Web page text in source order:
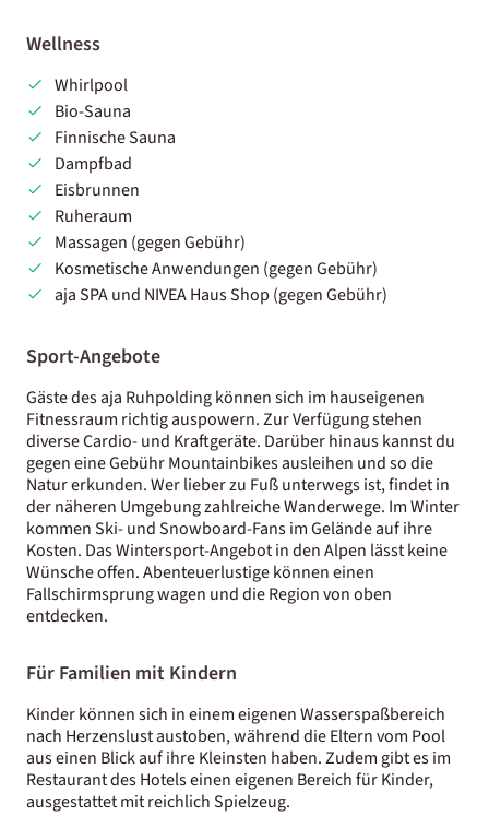
Wellness
Whirlpool
Bio-Sauna
Finnische Sauna
Dampfbad
Eisbrunnen
Ruheraum
Massagen (gegen Gebühr)
Kosmetische Anwendungen (gegen Gebühr)
aja SPA und NIVEA Haus Shop (gegen Gebühr)
Sport-Angebote
Gäste des aja Ruhpolding können sich im hauseigenen
Fitnessraum richtig auspowern. Zur Verfügung stehen
diverse Cardio- und Kraftgeräte. Darüber hinaus kannst du
gegen eine Gebühr Mountainbikes ausleihen und so die
Natur erkunden. Wer lieber zu Fuß unterwegs ist, findet in
der näheren Umgebung zahlreiche Wanderwege. Im Winter
kommen Ski- und Snowboard-Fans im Gelände auf ihre
Kosten. Das Wintersport-Angebot in den Alpen lässt keine
Wünsche offen. Abenteuerlustige können einen
Fallschirmsprung wagen und die Region von oben
entdecken.
Für Familien mit Kindern
Kinder können sich in einem eigenen Wasserspaßbereich
nach Herzenslust austoben, während die Eltern vom Pool
aus einen Blick auf ihre Kleinsten haben. Zudem gibt es im
Restaurant des Hotels einen eigenen Bereich für Kinder,
ausgestattet mit reichlich Spielzeug.